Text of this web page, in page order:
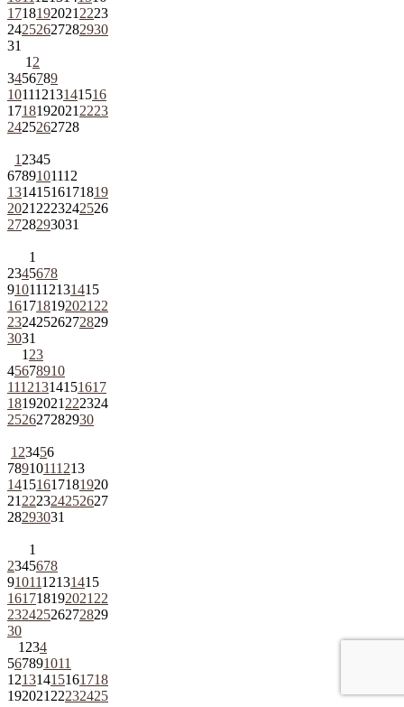
1718192021 2223
24252627282930
31
1 2
3456789
10111213141516
1718192021 2223
2425262728
1 2345
6789101112
13141516171819
2021 2223242526
2728293031
1
2345678
9101112131415
161718192021 22
23242526272829
3031
1 23
45678910
11121314151617
18192021 222324
252627282930
1 23456
78910111213
14151617181920
21 222324252627
28293031
1
2345678
9101112131415
161718192021 22
23242526272829
30
1 234
567891011
12131415161718
192021 22232425